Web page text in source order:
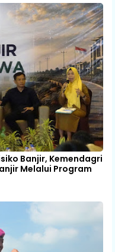
Banjir, Kemendagri
Melalui Program